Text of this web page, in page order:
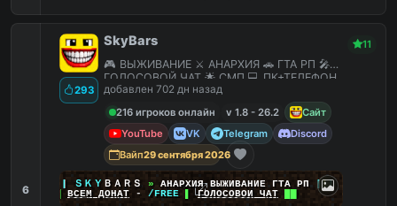
6
293
SkyBars 11
🎮 ВЫЖИВАНИЕ ⚔️ АНАРХИЯ 🚗 ГТА РП 🎤
ГОЛОСОВОЙ ЧАТ 🌟 СМП 💻 ПК+ТЕЛЕФОН
добавлен 702 дн назад
216 игроков онлайн
v 1.8 - 26.2
Сайт
YouTube
VK Telegram
Discord
Вайп29 сентября 2026
ＳＫＹ ＢＡＲＳ » АНАРХИЯ ВЫЖИВАНИЕ ГТА РП |||
ВСЕМ ДОНАТ- /FREE ▌ГОЛОСОВОЙ ЧАТ